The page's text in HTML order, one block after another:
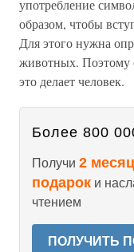
употребление
образом, чтобы
Для этого нужна
животных. Поэтому
это делает человек.
Более 800
Получи 2
подарок и
чтением
ПОЛУЧИТЬ